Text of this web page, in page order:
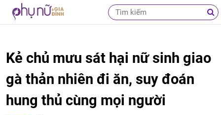
Kẻ chủ mưu sát hại nữ sinh giao
gà thản nhiên đi ăn, suy đoán
hung thủ cùng mọi người